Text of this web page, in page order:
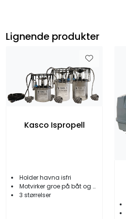
Lignende produkter
Kasco Ispropell
Holder havna isfri
Motvirker groe på båt og brygge
3 størrelser